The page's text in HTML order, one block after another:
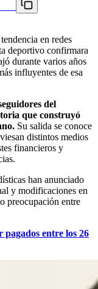
en redes
deportivo confirmara
durante varios años
influyentes de esa
del
que construyó
Su salida se conoce
distintos medios
financieros y
han anunciado
y modificaciones en
preocupación entre
pagados entre los 26